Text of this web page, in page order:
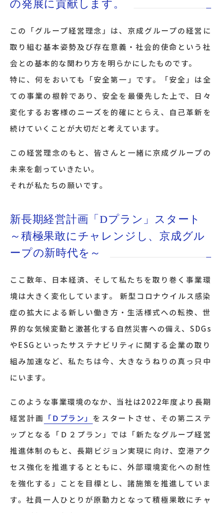
の発展に貢献します。
この「グループ経営理念」は、京成グループの経営に
取り組む基本姿勢及び存在意義・社会的使命という社
会との基本的な関わり方を明らかにしたものです。
特に、何をおいても「安全第一」です。「安全」は全
ての事業の根幹であり、安全を最優先した上で、日々
変化するお客様のニーズを的確にとらえ、自己革新を
続けていくことが大切だと考えています。
この経営理念のもと、皆さんと一緒に京成グループの
未来を創っていきたい。
それが私たちの願いです。
新長期経営計画「Dプラン」スタート
～積極果敢にチャレンジし、京成グル
ープの新時代を～
ここ数年、日本経済、そして私たちを取り巻く事業環
境は大きく変化しています。 新型コロナウイルス感染
症の拡大による新しい働き方・生活様式への転換、世
界的な気候変動と激甚化する自然災害への備え、SDGs
やESGといったサステナビリティに関する企業の取り
組み加速など、私たちは今、大きなうねりの真っ只中
にいます。
このような事業環境のなか、当社は2022年度より長期
経営計画 「Ｄプラン」 をスタートさせ、その第二ステ
ップとなる「Ｄ２プラン」では「新たなグループ経営
推進体制のもと、長期ビジョン実現に向け、空港アク
セス強化を推進するとともに、外部環境変化への耐性
を強化する」ことを目標とし、諸施策を推進していま
す。社員一人ひとりが原動力となって積極果敢にチャ